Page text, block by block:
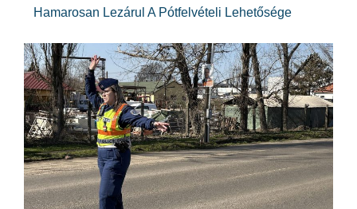
Hamarosan Lezárul A Pótfelvételi Lehetősége